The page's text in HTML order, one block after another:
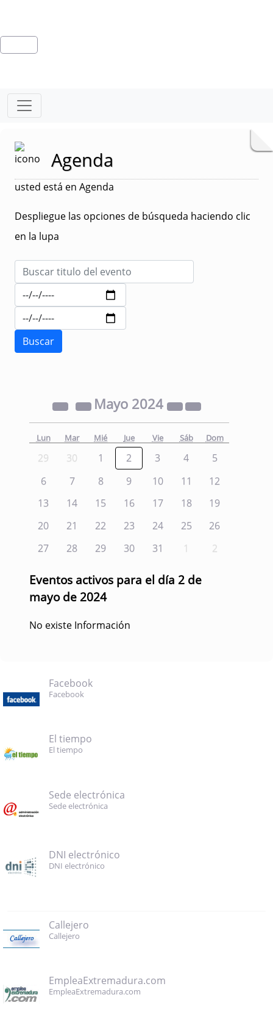
Agenda
usted está en Agenda
Despliegue las opciones de búsqueda haciendo clic
en la lupa
Mayo 2024
Lun Mar Mié Jue Vie Sáb Dom
29 30 1 2 3 4
5
6
7 8 9 10 11
12
13
14 15 16 17 18
19
20
21 22 23 24 25
26
27
28 29 30 31 1 2
Eventos activos para el día 2 de
mayo de 2024
No existe Información
Facebook
Facebook
El tiempo
El tiempo
Sede electrónica
Sede electrónica
DNI electrónico
DNI electrónico
Callejero
Callejero
EmpleaExtremadura.com
EmpleaExtremadura.com